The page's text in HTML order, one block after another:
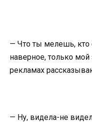
— Что ты мелешь, кто
наверное, только
рекламах
— Ну, видела-не